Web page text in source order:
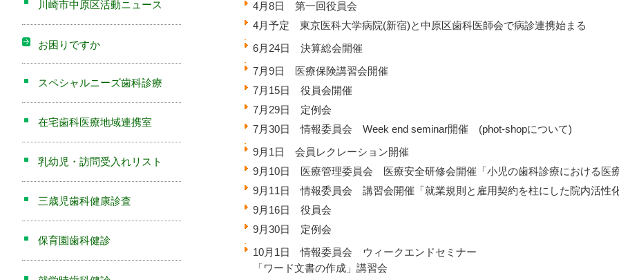
4月8日 第一回役員会
4月予定 東京医科大学病院(新宿)と中原区歯科医師会で病診連携始まる
6月24日 決算総会開催
7月9日 医療保険講習会開催
7月15日 役員会開催
7月29日 定例会
7月30日 情報委員会 Week end seminar開催 (phot-shopについて)
9月1日 会員レクレーション開催
9月10日 医療管理委員会 医療安全研修会開催「小児の歯科診療における医療
9月11日 情報委員会 講習会開催「就業規則と雇用契約を柱にした院内活性化
9月16日 役員会
9月30日 定例会
10月1日 情報委員会 ウィークエンドセミナー
「ワード文書の作成」講習会
川崎市中原区活動ニュース
お困りですか
スペシャルニーズ歯科診療
在宅歯科医療地域連携室
乳幼児・訪問受入れリスト
三歳児歯科健康診査
保育園歯科健診